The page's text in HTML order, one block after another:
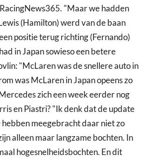
"Maar we hadden
(Hamilton) werd van de baan
positie terug richting (Fernando)
in Japan sowieso een betere
"McLaren was de snellere auto in
was McLaren in Japan opeens zo
zich een week eerder nog
en Piastri? "Ik denk dat de update
hebben meegebracht daar niet zo
alleen maar langzame bochten. In
hogesnelheidsbochten. En dit